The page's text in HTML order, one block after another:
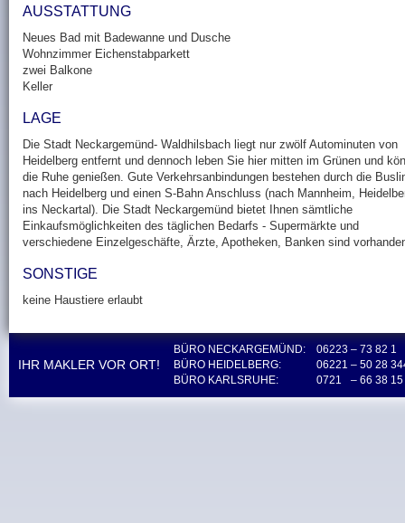
AUSSTATTUNG
Neues Bad mit Badewanne und Dusche
Wohnzimmer Eichenstabparkett
zwei Balkone
Keller
LAGE
Die Stadt Neckargemünd- Waldhilsbach liegt nur zwölf Autominuten von
Heidelberg entfernt und dennoch leben Sie hier mitten im Grünen und
die Ruhe genießen. Gute Verkehrsanbindungen bestehen durch die
nach Heidelberg und einen S-Bahn Anschluss (nach Mannheim,
ins Neckartal). Die Stadt Neckargemünd bietet Ihnen sämtliche
Einkaufsmöglichkeiten des täglichen Bedarfs - Supermärkte und
verschiedene Einzelgeschäfte, Ärzte, Apotheken, Banken sind
SONSTIGE
keine Haustiere erlaubt
IHR MAKLER VOR ORT!
BÜRO NECKARGEMÜND: 06223 – 73 82 1
BÜRO HEIDELBERG:
06221 – 50 28
BÜRO KARLSRUHE:
0721 – 66 38